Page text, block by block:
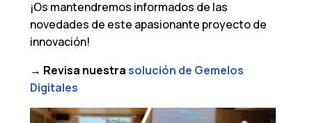
¡Os mantendremos informados de las
novedades de este apasionante proyecto de
innovación!
→ Revisa nuestrasolución de Gemelos
Digitales